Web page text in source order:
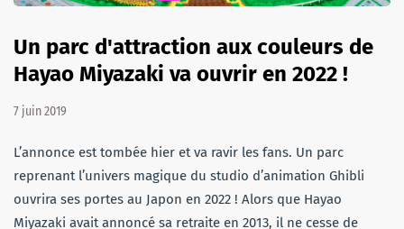
Un parc d'attraction aux couleurs de
Hayao Miyazaki va ouvrir en 2022 !
7 juin 2019
L’annonce est tombée hier et va ravir les fans. Un parc
reprenant l’univers magique du studio d’animation Ghibli
ouvrira ses portes au Japon en 2022 ! Alors que Hayao
Miyazaki avait annoncé sa retraite en 2013, il ne cesse de